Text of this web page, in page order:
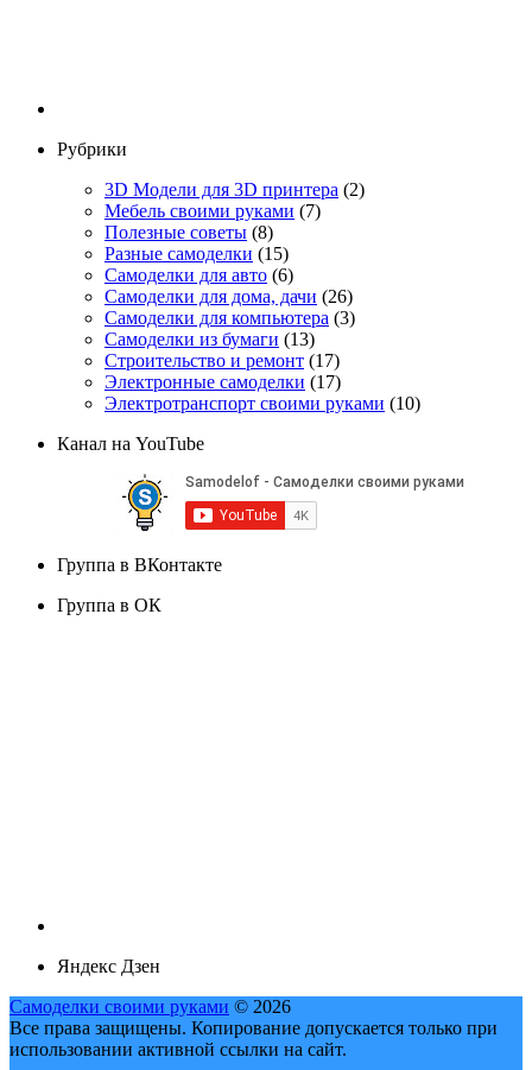
Рубрики
3D Модели для 3D принтера (2)
Мебель своими руками (7)
Полезные советы (8)
Разные самоделки (15)
Самоделки для авто (6)
Самоделки для дома, дачи (26)
Самоделки для компьютера (3)
Самоделки из бумаги (13)
Строительство и ремонт (17)
Электронные самоделки (17)
Электротранспорт своими руками (10)
Канал на YouTube
Группа в ВКонтакте
Группа в ОК
Яндекс Дзен
Самоделки своими руками © 2026
Все права защищены. Копирование допускается только при
использовании активной ссылки на сайт.